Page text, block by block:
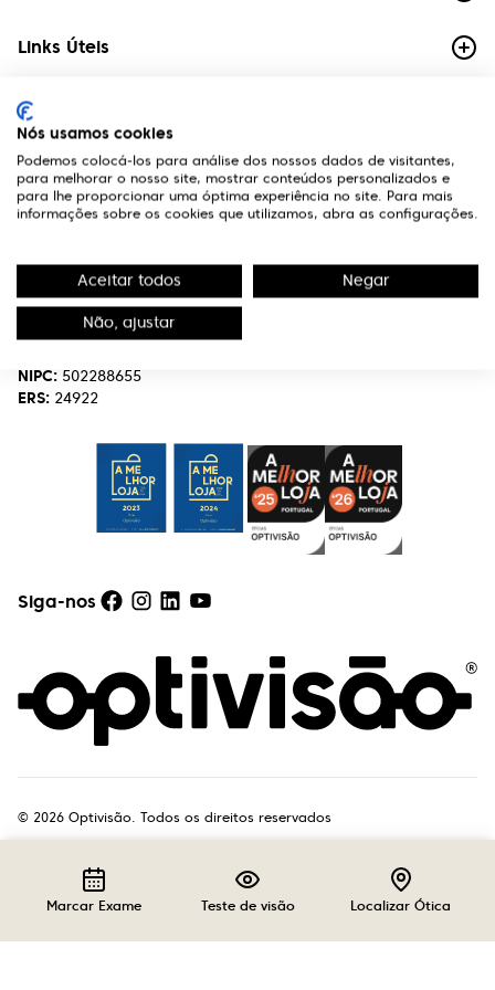
Links Úteis
Contactos
Edifício Premium
R. Miguel Serrano, nº 9 - 3º Miraflores,
1495-173 Algés
Chamada para a rede fixa nacional.
optivisao@optivisao.pt
NIPC: 502288655
ERS: 24922
Siga-nos
© 2026 Optivisão. Todos os direitos reservados
Marcar Exame Teste de visão Localizar Ótica
Nós usamos cookies
Podemos colocá-los para análise dos nossos dados de visitantes,
para melhorar o nosso site, mostrar conteúdos personalizados e
para lhe proporcionar uma óptima experiência no site. Para mais
informações sobre os cookies que utilizamos, abra as configurações.
Aceitar todos Negar
Não, ajustar